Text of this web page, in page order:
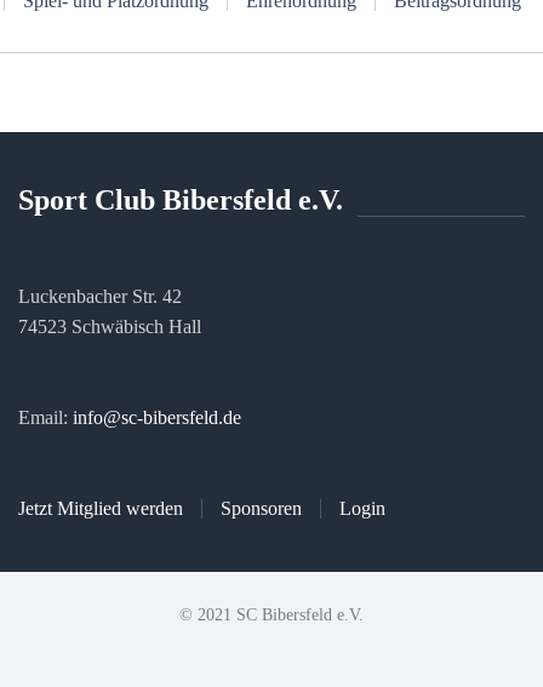
Sport Club Bibersfeld e.V.
Luckenbacher Str. 42
74523 Schwäbisch Hall
Email: info@sc-bibersfeld.de
Jetzt Mitglied werden Sponsoren Login
© 2021 SC Bibersfeld e.V.